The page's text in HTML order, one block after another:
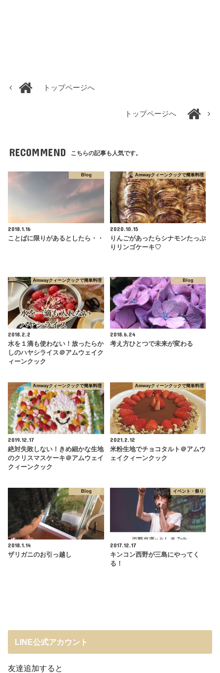
トップページへ
トップページへ
RECOMMEND こちらの記事も人気です。
Blog
2018.1.16
ことばに限りがあるとしたら・・
Amwayクィーンクックで簡単料理
2020.10.15
りんごがあったらシナモンたっぷ
りリンゴケーキ♡
Amwayクィーンクックで簡単料理
2018.2.2
水を１滴も使わない！放ったらか
しのハヤシライス＠アムウェイク
ィーンクック
Blog
2018.6.24
考え方ひとつで未来が変わる
Amwayクィーンクックで簡単料理
2019.12.17
絶対失敗しない！きめ細かな生地
のクリスマスケーキ＠アムウェイ
クィーンクック
Amwayクィーンクックで簡単料理
2021.2.12
米粉生地でチョコタルト＠アムウ
ェイクィーンクック
Blog
2018.1.14
ザリガニのお引っ越し
イベント・祭り
2017.12.17
キンコン西野が三島にやってく
る！
LINE公式アカウント
友達追加すると